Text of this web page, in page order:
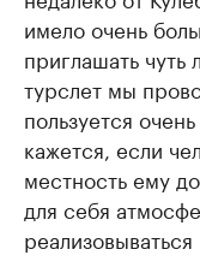
имело очень
приглашать чуть
турслет мы
пользуется
кажется, если
местность ему
для себя
реализовываться